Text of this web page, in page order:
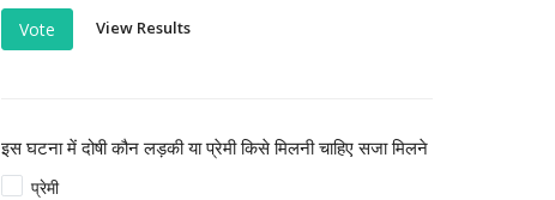
Vote View Results
इस घटना में दोषी कौन लड़की या प्रेमी किसे मिलनी चाहिए सजा मिलने
प्रेमी